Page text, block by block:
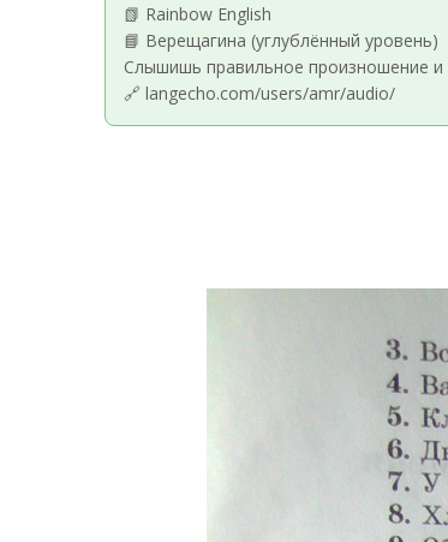
📗 Rainbow English
📘 Верещагина (углублённый уровень)
Слышишь правильное произношение и
🔗 langecho.com/users/amr/audio/